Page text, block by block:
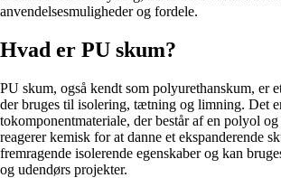
anvendelsesmuligheder og fordele.
Hvad er PU skum?
PU skum, også kendt som polyurethanskum, er
der bruges til isolering, tætning og limning. Det
tokomponentmateriale, der består af en polyol
reagerer kemisk for at danne et ekspanderende
fremragende isolerende egenskaber og kan
og udendørs projekter.